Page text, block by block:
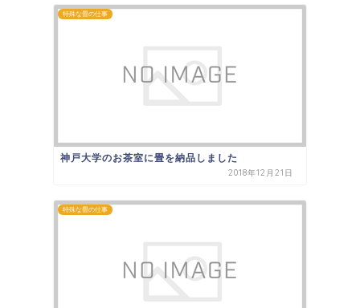
特殊な畳の仕事
神戸大学のお茶室に畳を納品しました
2018年12月21日
特殊な畳の仕事